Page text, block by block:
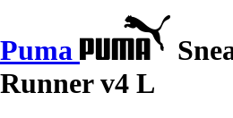
Puma
Runner v4 L